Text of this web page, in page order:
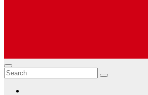
Dugopolje Portal
Najnovije vijesti Hrvatske, Dalmacije i Svijeta